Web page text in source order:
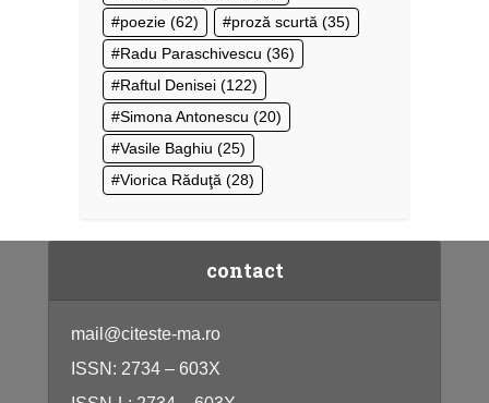
poezie (62) proză scurtă (35)
Radu Paraschivescu (36)
Raftul Denisei (122)
Simona Antonescu (20)
Vasile Baghiu (25)
Viorica Răduţă (28)
contact
mail@citeste-ma.ro
ISSN: 2734 – 603X